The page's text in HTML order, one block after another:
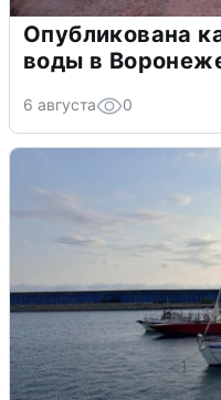
Опубликована
воды в
6 августа 0